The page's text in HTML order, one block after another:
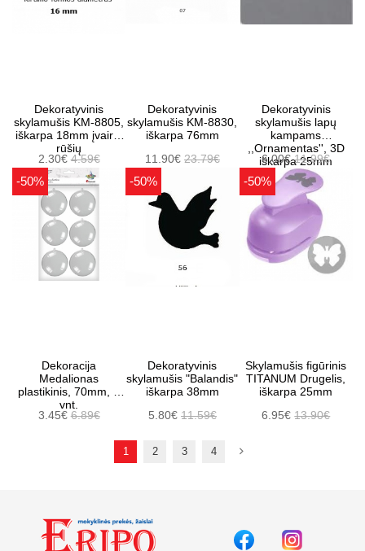
Dekoratyvinis
skylamušis KM-8805,
iškarpa 18mm įvairių
rūšių
2.30€4.59€
Dekoratyvinis
skylamušis KM-8830,
iškarpa 76mm
11.90€ 23.79€
Dekoratyvinis
skylamušis lapų
kampams
,,Ornamentas'', 3D
iškarpa 25mm
6.00€11.99€
-50%
Dekoracija
Medalionas
plastikinis, 70mm, 6
vnt.
3.45€6.89€
-50%
Dekoratyvinis
skylamušis "Balandis"
iškarpa 38mm
5.80€ 11.59€
-50%
Skylamušis figūrinis
TITANUM Drugelis,
iškarpa 25mm
6.95€13.90€
1 2 3 4